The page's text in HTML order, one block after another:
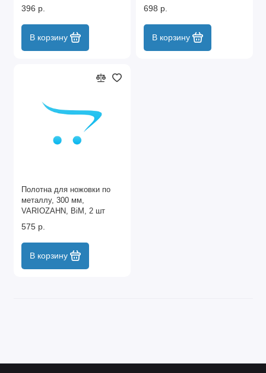
396 р.
В корзину
698 р.
В корзину
Полотна для ножовки по
металлу, 300 мм,
VARIOZAHN, BiM, 2 шт
Gross
575 р.
В корзину